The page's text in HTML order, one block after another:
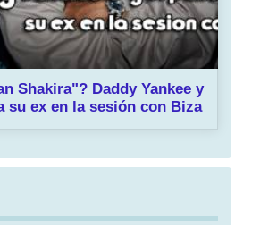
Shakira"? Daddy Yankee y
su ex en la sesión con Biza